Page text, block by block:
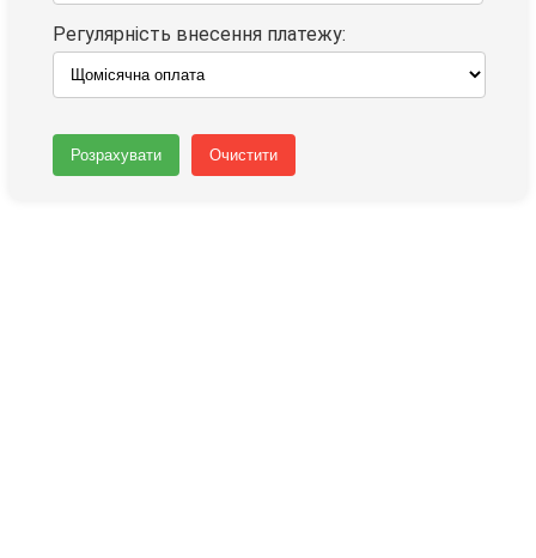
Регулярність внесення платежу:
Розрахувати Очистити